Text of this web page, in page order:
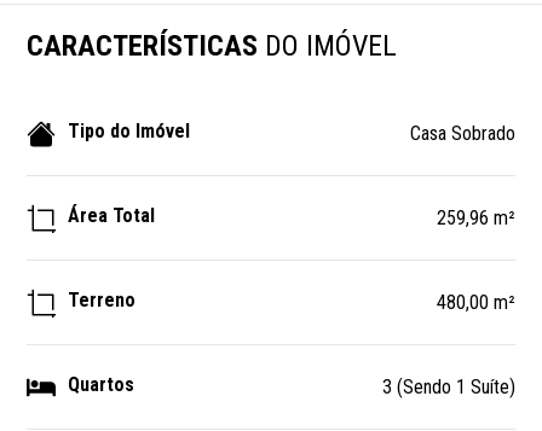
CARACTERÍSTICAS DO IMÓVEL
Tipo do Imóvel Casa Sobrado
Área Total 259,96 m²
Terreno 480,00 m²
Quartos 3 (Sendo 1 Suíte)